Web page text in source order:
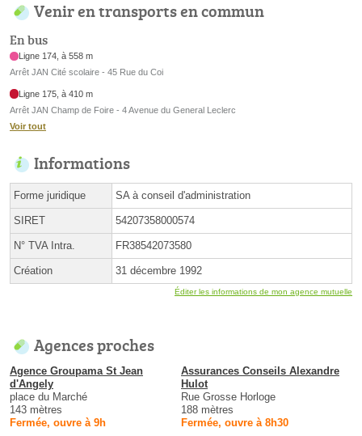
Venir en transports en commun
En bus
Ligne 174, à 558 m
Arrêt JAN Cité scolaire - 45 Rue du Coi
Ligne 175, à 410 m
Arrêt JAN Champ de Foire - 4 Avenue du General Leclerc
Voir tout
Informations
Forme juridique SA à conseil d'administration
SIRET 54207358000574
N° TVA Intra. FR38542073580
Création 31 décembre 1992
Éditer les informations de mon agence mutuelle
Agences proches
Agence Groupama St Jean
d'Angely
place du Marché
143 mètres
Fermée, ouvre à 9h
Assurances Conseils Alexandre
Hulot
Rue Grosse Horloge
188 mètres
Fermée, ouvre à 8h30